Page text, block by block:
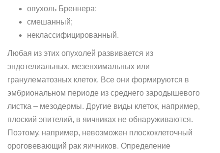
опухоль Бреннера;
смешанный;
неклассифицированный.
Любая из этих опухолей развивается из
эндотелиальных, мезенхимальных или
гранулематозных клеток. Все они формируются в
эмбриональном периоде из среднего зародышевого
листка – мезодермы. Другие виды клеток, например,
плоский эпителий, в яичниках не обнаруживаются.
Поэтому, например, невозможен плоскоклеточный
ороговевающий рак яичников. Определение